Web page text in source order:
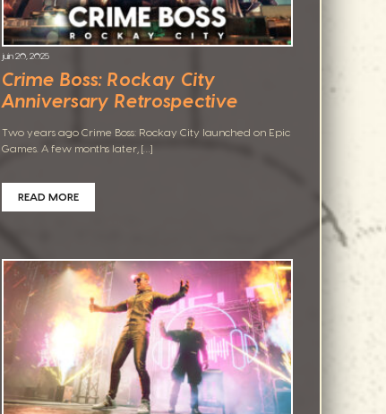
juin 20, 2025
Crime Boss: Rockay City
Anniversary Retrospective
Two years ago Crime Boss: Rockay City launched on Epic
Games. A few months later, […]
READ MORE